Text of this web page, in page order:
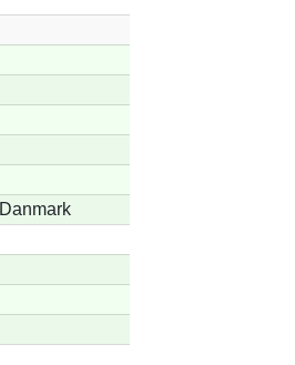
Danmark